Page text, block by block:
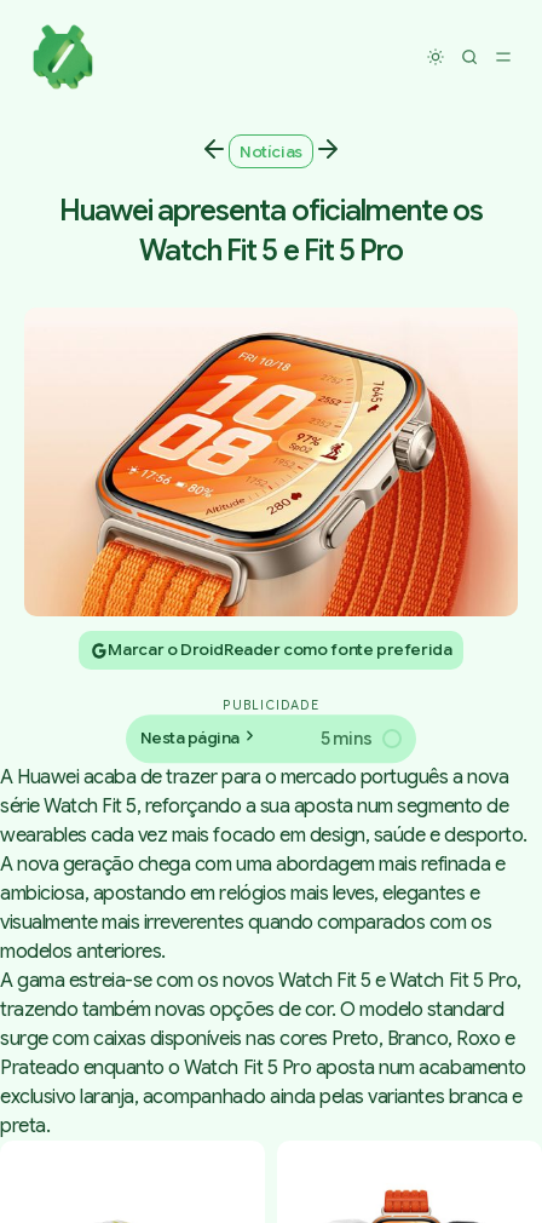
Toggle
Notícias
Huawei apresenta oficialmente os
Watch Fit 5 e Fit 5 Pro
Marcar o DroidReader como fonte preferida
PUBLICIDADE
Nesta página 5 mins
A Huawei acaba de trazer para o mercado português a nova
série Watch Fit 5, reforçando a sua aposta num segmento de
wearables cada vez mais focado em design, saúde e desporto.
A nova geração chega com uma abordagem mais refinada e
ambiciosa, apostando em relógios mais leves, elegantes e
visualmente mais irreverentes quando comparados com os
modelos anteriores.
A gama estreia-se com os novos Watch Fit 5 e Watch Fit 5 Pro,
trazendo também novas opções de cor. O modelo standard
surge com caixas disponíveis nas cores Preto, Branco, Roxo e
Prateado enquanto o Watch Fit 5 Pro aposta num acabamento
exclusivo laranja, acompanhado ainda pelas variantes branca e
preta.